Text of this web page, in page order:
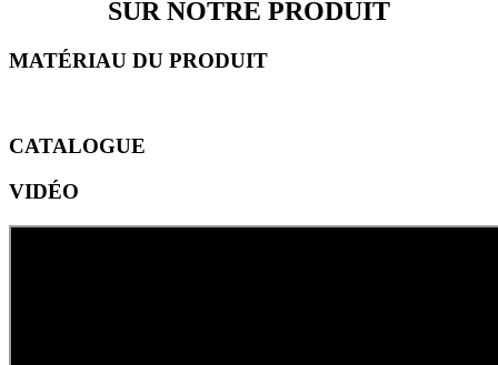
SUR NOTRE PRODUIT
MATÉRIAU DU PRODUIT
CATALOGUE
VIDÉO